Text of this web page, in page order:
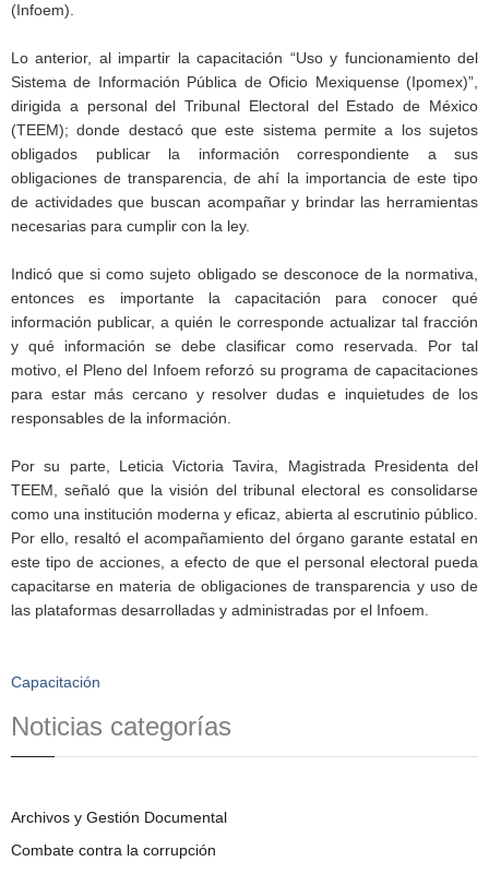
(Infoem).
Lo anterior, al impartir la capacitación “Uso y funcionamiento del
Sistema de Información Pública de Oficio Mexiquense (Ipomex)”,
dirigida a personal del Tribunal Electoral del Estado de México
(TEEM); donde destacó que este sistema permite a los sujetos
obligados publicar la información correspondiente a sus
obligaciones de transparencia, de ahí la importancia de este tipo
de actividades que buscan acompañar y brindar las herramientas
necesarias para cumplir con la ley.
Indicó que si como sujeto obligado se desconoce de la normativa,
entonces es importante la capacitación para conocer qué
información publicar, a quién le corresponde actualizar tal fracción
y qué información se debe clasificar como reservada. Por tal
motivo, el Pleno del Infoem reforzó su programa de capacitaciones
para estar más cercano y resolver dudas e inquietudes de los
responsables de la información.
Por su parte, Leticia Victoria Tavira, Magistrada Presidenta del
TEEM, señaló que la visión del tribunal electoral es consolidarse
como una institución moderna y eficaz, abierta al escrutinio público.
Por ello, resaltó el acompañamiento del órgano garante estatal en
este tipo de acciones, a efecto de que el personal electoral pueda
capacitarse en materia de obligaciones de transparencia y uso de
las plataformas desarrolladas y administradas por el Infoem.
Capacitación
Noticias categorías
Archivos y Gestión Documental
Combate contra la corrupción